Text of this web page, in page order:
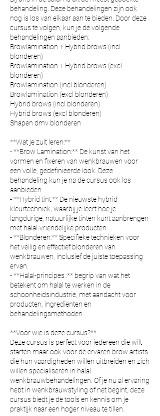
behandeling. Deze behandelingen zijn ook
nog is los van elkaar aan te bieden. Door deze
cursus te volgen, kun je de volgende
behandelingen aanbieden:
Browlamination + Hybrid brows (incl
blonderen)
Browlamination + Hybrid brows (excl
blonderen)
Browlamination (incl blonderen)
Browlamination (excl blonderen)
Hybrid brows (incl blonderen)
Hybrid brows (excl blonderen)
Shapen dmv blonderen
**Wat je zult leren:**
- **Brow Lamination:** De kunst van het
vormen en fixeren van wenkbrauwen voor
een volle, gedefinieerde look. Deze
behandeling kun je na de cursus ook los
aanbieden.
- **Hybrid tint:** De nieuwste hybrid
kleurtechniek, waarbij je leert hoe je
langdurige, natuurlijke tinten kunt aanbrengen
met halal-vriendelijke producten.
- **Blonderen:** Specifieke technieken voor
het veilig en effectief blonderen van
wenkbrauwen, inclusief de juiste toepassing
ervan.
- **Halal-principes :** begrip van wat het
betekent om halal te werken in de
schoonheidsindustrie, met aandacht voor
producten, ingrediënten en
behandelingsmethoden.
**Voor wie is deze cursus?**
Deze cursus is perfect voor iedereen die wilt
starten maar ook voor de ervaren brow artists
die hun vaardigheden willen uitbreiden en zich
willen specialiseren in halal
wenkbrauwbehandelingen. Of je nu al ervaring
hebt in wenkbrauwstyling of net begint, deze
cursus biedt je de tools en kennis om je
praktijk naar een hoger niveau te tillen.